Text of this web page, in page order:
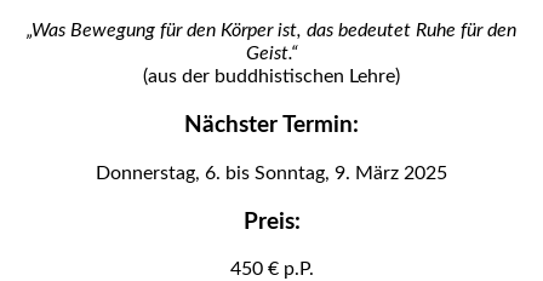
„Was Bewegung für den Körper ist, das bedeutet Ruhe für den
Geist.“
(aus der buddhistischen Lehre)
Nächster Termin:
Donnerstag, 6. bis Sonntag, 9. März 2025
Preis:
450 € p.P.